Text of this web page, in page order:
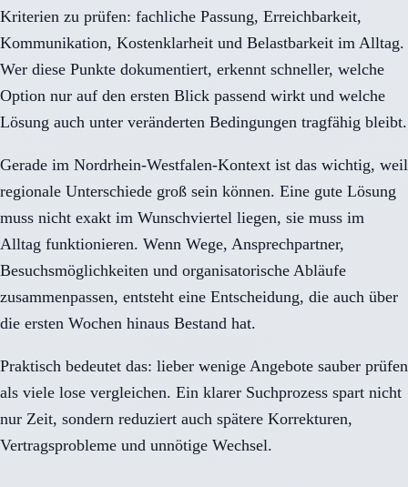
Kriterien zu prüfen: fachliche Passung, Erreichbarkeit,
Kommunikation, Kostenklarheit und Belastbarkeit im Alltag.
Wer diese Punkte dokumentiert, erkennt schneller, welche
Option nur auf den ersten Blick passend wirkt und welche
Lösung auch unter veränderten Bedingungen tragfähig bleibt.
Gerade im Nordrhein-Westfalen-Kontext ist das wichtig, weil
regionale Unterschiede groß sein können. Eine gute Lösung
muss nicht exakt im Wunschviertel liegen, sie muss im
Alltag funktionieren. Wenn Wege, Ansprechpartner,
Besuchsmöglichkeiten und organisatorische Abläufe
zusammenpassen, entsteht eine Entscheidung, die auch über
die ersten Wochen hinaus Bestand hat.
Praktisch bedeutet das: lieber wenige Angebote sauber prüfen
als viele lose vergleichen. Ein klarer Suchprozess spart nicht
nur Zeit, sondern reduziert auch spätere Korrekturen,
Vertragsprobleme und unnötige Wechsel.